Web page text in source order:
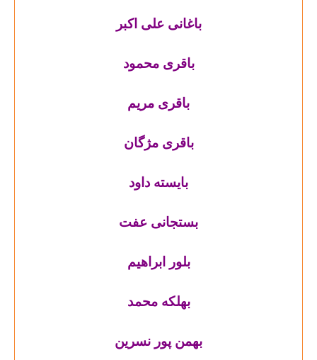
باغانی علی اکبر
باقری محمود
باقری مریم
باقری مژگان
بایسته داود
بستجانی عفت
بلور ابراهیم
بهلکه محمد
بهمن پور نسرین